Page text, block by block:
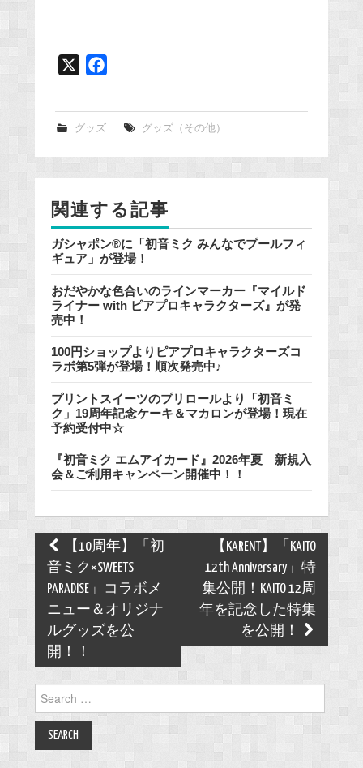
k
グッズ グッズ（その他）
関連する記事
ガシャポン®に「初音ミク みんなでプールフィ
ギュア」が登場！
おだやかな色合いのラインマーカー『マイルド
ライナー with ピアプロキャラクターズ』が発
売中！
100円ショップよりピアプロキャラクターズコ
ラボ第5弾が登場！順次発売中♪
プリントスイーツのプリロールより「初音ミ
ク」19周年記念ケーキ＆マカロンが登場！現在
予約受付中☆
『初音ミク エムアイカード』2026年夏 新規入
会＆ご利用キャンペーン開催中！！
Post
navigation
【10周年】「初
音ミク×SWEETS
PARADISE」コラボメ
ニュー＆オリジナ
ルグッズを公
開！！
【KARENT】「KAITO
12th Anniversary」特
集公開！KAITO 12周
年を記念した特集
を公開！
for: